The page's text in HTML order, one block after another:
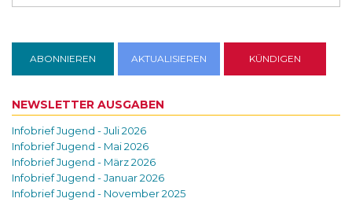
NEWSLETTER AUSGABEN
Infobrief Jugend - Juli 2026
Infobrief Jugend - Mai 2026
Infobrief Jugend - März 2026
Infobrief Jugend - Januar 2026
Infobrief Jugend - November 2025